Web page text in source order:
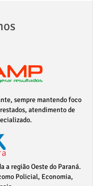
sempre mantendo foco
atendimento de
a região Oeste do Paraná.
Policial, Economia,